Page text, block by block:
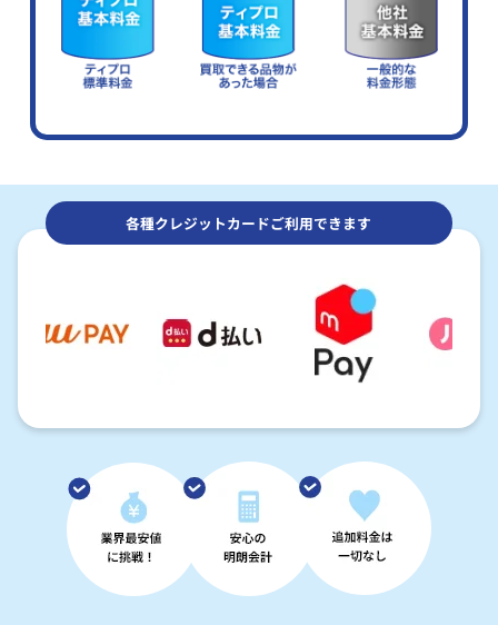
各種クレジットカードご利用できます